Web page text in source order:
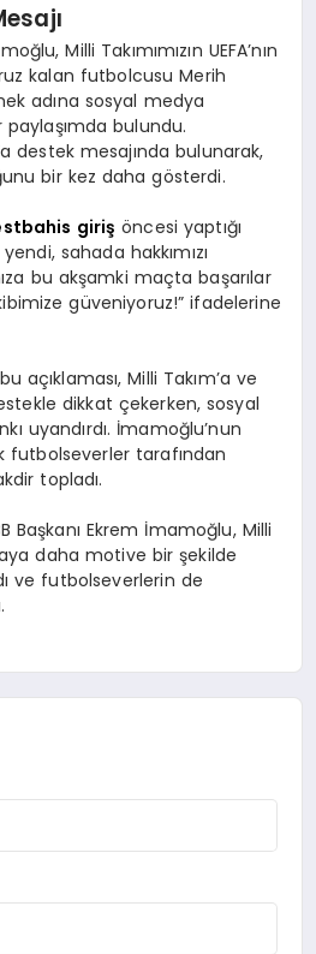
Milli Takımımızın UEFA’nın
kalan futbolcusu Merih
adına sosyal medya
bulundu.
destek mesajında bulunarak,
bir kez daha gösterdi.
giriş öncesi yaptığı
sahada hakkımızı
bu akşamki maçta başarılar
güveniyoruz!” ifadelerine
açıklaması, Milli Takım’a ve
dikkat çekerken, sosyal
uyandırdı. İmamoğlu’nun
futbolseverler tarafından
topladı.
Başkanı Ekrem İmamoğlu, Milli
daha motive bir şekilde
ve futbolseverlerin de